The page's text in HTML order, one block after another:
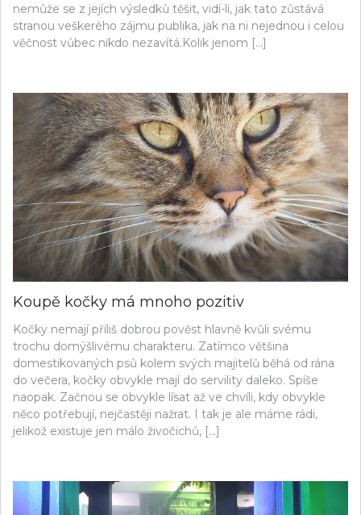
nemůže se z jejích výsledků těšit, vidí-li, jak tato zůstává
stranou veškerého zájmu publika, jak na ni nejednou i celou
věčnost vůbec nikdo nezavítá.Kolik jenom […]
Koupě kočky má mnoho pozitiv
Kočky nemají příliš dobrou pověst hlavně kvůli svému
trochu domýšlivému charakteru. Zatímco většina
domestikovaných psů kolem svých majitelů běhá od rána
do večera, kočky obvykle mají do servility daleko. Spíše
naopak. Začnou se obvykle lísat až ve chvíli, kdy obvykle
něco potřebují, nejčastěji nažrat. I tak je ale máme rádi,
jelikož existuje jen málo živočichů, […]